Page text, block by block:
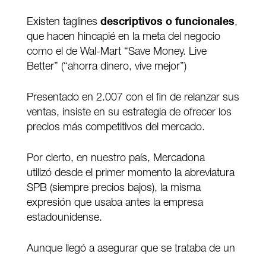
Existen taglines descriptivos o funcionales,
que hacen hincapié en la meta del negocio
como el de Wal-Mart “Save Money. Live
Better” (“ahorra dinero, vive mejor”)
Presentado en 2.007 con el fin de relanzar sus
ventas, insiste en su estrategia de ofrecer los
precios más competitivos del mercado.
Por cierto, en nuestro país, Mercadona
utilizó desde el primer momento la abreviatura
SPB (siempre precios bajos), la misma
expresión que usaba antes la empresa
estadounidense.
Aunque llegó a asegurar que se trataba de un